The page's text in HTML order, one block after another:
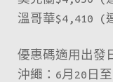
溫哥華$4,410 (
優惠碼適用出發
沖繩：6月20日